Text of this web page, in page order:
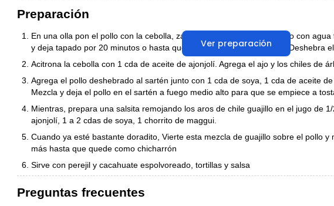
Ver preparación
Preparación
En una olla pon el pollo con la cebolla, zanahoria y apio. Cubre el pollo con
y deja tapado por 20 minutos o hasta que el pollo esté tierno. Saca y Deshebra
Acitrona la cebolla con 1 cda de aceite de ajonjolí. Agrega el ajo y los chiles de
Agrega el pollo deshebrado al sartén junto con 1 cda de soya, 1 cda de aceite
Mezcla y deja el pollo en el sartén a fuego medio alto para que se empiece a
Mientras, prepara una salsita remojando los aros de chile guajillo en el jugo de
ajonjolí, 1 a 2 cdas de soya, 1 chorrito de maggui.
Cuando ya esté bastante doradito, Vierte esta mezcla de guajillo sobre el pollo y
más hasta que quede como chicharrón
Sirve con perejil y cacahuate espolvoreado, tortillas y salsa
Preguntas frecuentes